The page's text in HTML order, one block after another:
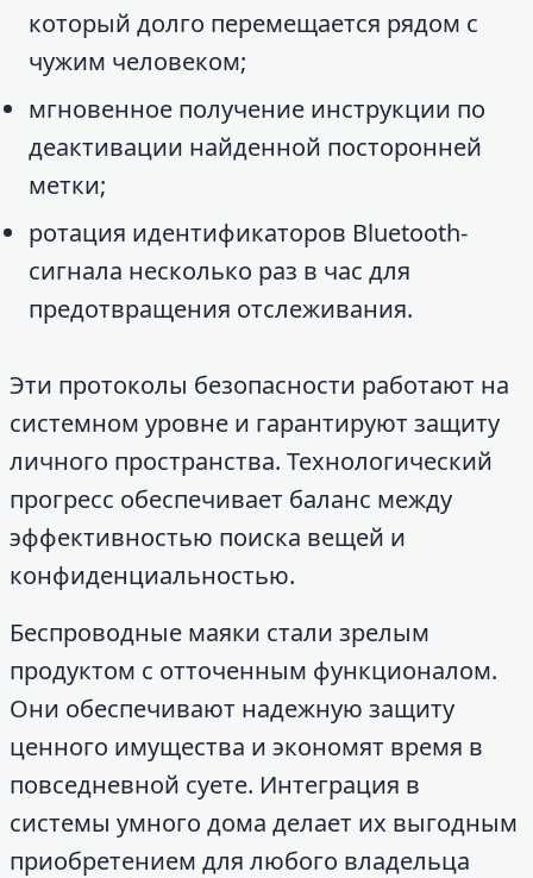
который долго перемещается рядом с
чужим человеком;
мгновенное получение инструкции по
деактивации найденной посторонней
метки;
ротация идентификаторов Bluetooth-
сигнала несколько раз в час для
предотвращения отслеживания.
Эти протоколы безопасности работают на
системном уровне и гарантируют защиту
личного пространства. Технологический
прогресс обеспечивает баланс между
эффективностью поиска вещей и
конфиденциальностью.
Беспроводные маяки стали зрелым
продуктом с отточенным функционалом.
Они обеспечивают надежную защиту
ценного имущества и экономят время в
повседневной суете. Интеграция в
системы умного дома делает их выгодным
приобретением для любого владельца